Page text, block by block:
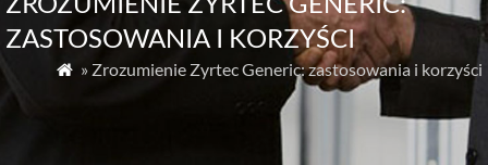
ZASTOSOWANIA I KORZYŚCI
 » Zrozumienie Zyrtec Generic: zastosowania i korzyści